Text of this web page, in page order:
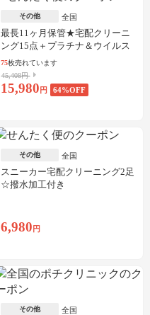
その他 全国
最長11ヶ月保管★宅配クリーニ
ング15点＋プラチナ＆ウイルス
加工
75枚売れています
45,408円
15,980 円 64%OFF
その他 全国
スニーカー宅配クリーニング2足
☆撥水加工付き
6,980 円
その他 全国